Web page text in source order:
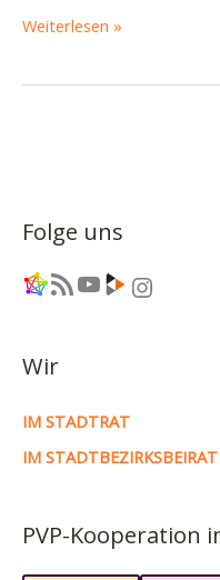
Hol
Weiterlesen »
Folge uns
Link RSS-Feed YouTube Link Instagram
Wir
IM STADTRAT
IM STADTBEZIRKSBEIRAT
PVP-Kooperation